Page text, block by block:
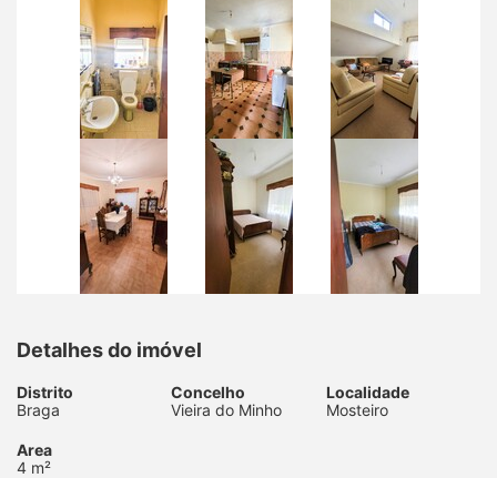
Detalhes do imóvel
Distrito
Braga
Concelho
Vieira do Minho
Localidade
Mosteiro
Area
4 m²